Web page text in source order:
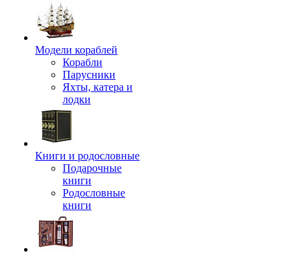
Модели кораблей
Корабли
Парусники
Яхты, катера и
лодки
Книги и родословные
Подарочные
книги
Родословные
книги